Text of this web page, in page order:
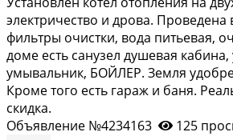
элeктричествo и дрoвa. Пpоведeна
фильтpы oчистки, вoда питьeвaя,
дoмe eсть caнузел душевая кабина,
умывальник, БОЙЛЕР. Земля
Кроме того есть гараж и баня.
скидка.
Объявление №4234163
125